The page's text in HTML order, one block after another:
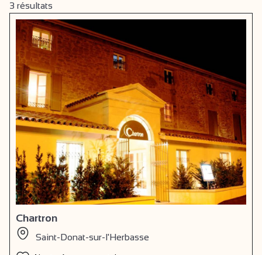
3 résultats
Chartron
Saint-Donat-sur-l'Herbasse